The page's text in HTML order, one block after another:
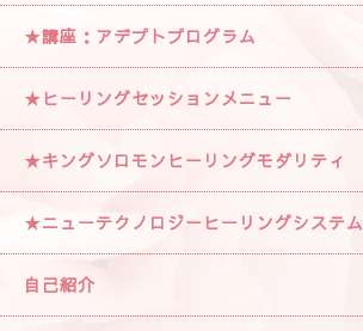
★講座：アデプトプログラム
★ヒーリングセッションメニュー
★キングソロモンヒーリングモダリティ
★ニューテクノロジーヒーリングシステム
自己紹介